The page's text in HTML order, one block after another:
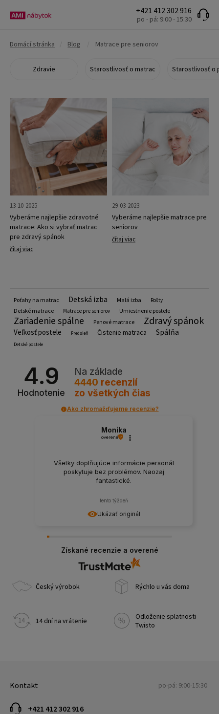
+421 412 302 916
po - pá: 9:00 - 15:30
Domácí stránka Blog Matrace pre seniorov
Zdravie Starostlivosť o matrac Starostlivosť o
13-10-2025
Vyberáme najlepšie zdravotné
matrace: Ako si vybrať matrac
pre zdravý spánok
čítaj viac
29-03-2023
Vyberáme najlepšie matrace pre
seniorov
čítaj viac
Poťahy na matrac Detská izba Malá izba Rošty
Detské matrace Matrace pre seniorov Umiestnenie postele
Zariadenie spálne Penové matrace Zdravý spánok
Veľkosť postele Predsieň Čistenie matraca Spálňa
Detské postele
4.9
Hodnotenie
Na základe
4440 recenzií
zo všetkých čias
Ako zhromažďujeme recenzie?
Ukázať originál
Monika
overené
Všetky doplňujúce informácie personál
poskytuje bez problémov. Naozaj
fantastické.
tento týždeň
Získané recenzie a overené
Český výrobok Rýchlo u vás doma
14 dní na vrátenie
Odloženie splatnosti
Twisto
Kontakt po-pá: 9:00-15:30
+421 412 302 916